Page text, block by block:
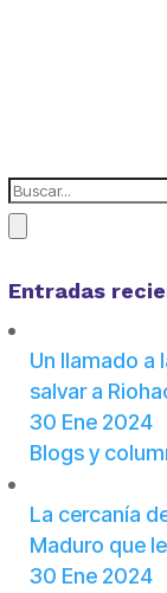
Entradas
Un llamado a
salvar a
30 Ene 2024
Blogs y
La cercanía
Maduro que
30 Ene 2024